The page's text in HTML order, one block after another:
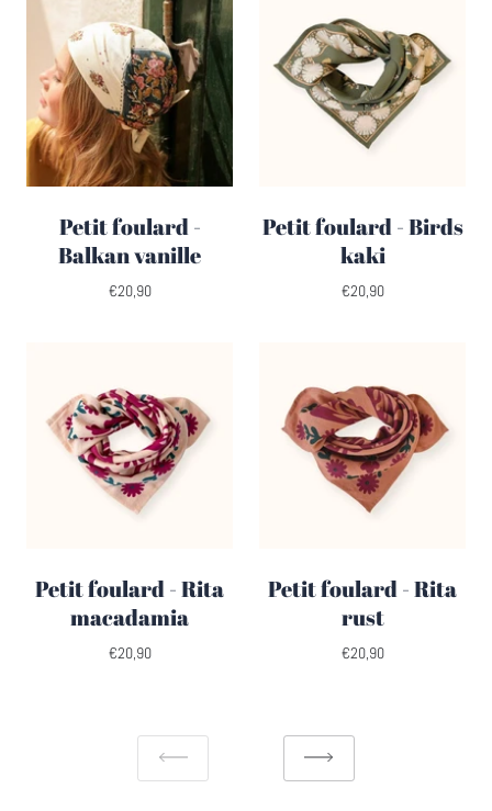
Petit foulard -
Balkan vanille
€20,90
Petit foulard - Birds
kaki
€20,90
Petit foulard - Rita
macadamia
€20,90
Petit foulard - Rita
rust
€20,90